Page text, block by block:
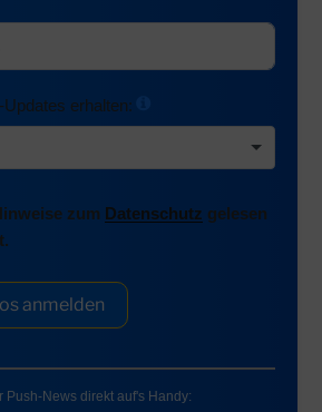
erhalten:
zum Datenschutz gelesen
anmelden
Push-News direkt auf's Handy: